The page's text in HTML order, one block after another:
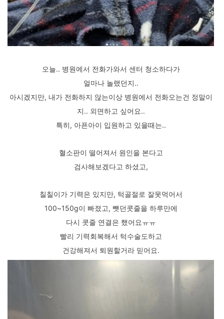
오늘.. 병원에서 전화가와서 센터 청소하다가
얼마나 놀랬던지..
아시겠지만, 내가 전화하지 않는이상 병원에서 전화오는건 정말이
지.. 외면하고 싶어요..
특히, 아픈아이 입원하고 있을때는..
혈소판이 떨어져서 원인을 본다고
검사해보겠다고 하셨고,
칠칠이가 기력은 있지만, 턱골절로 잘못먹어서
100~150g이 빠졌고, 뺏던콧줄을 하루만에
다시 콧줄 연결은 했어요ㅠㅠ
빨리 기력회복해서 턱수술도하고
건강해져서 퇴원할거라 믿어요.